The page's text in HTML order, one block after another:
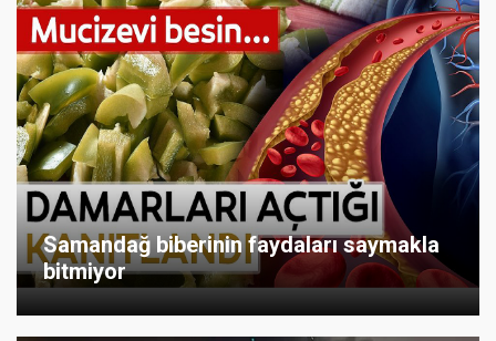
Samandağ biberinin faydaları saymakla
bitmiyor